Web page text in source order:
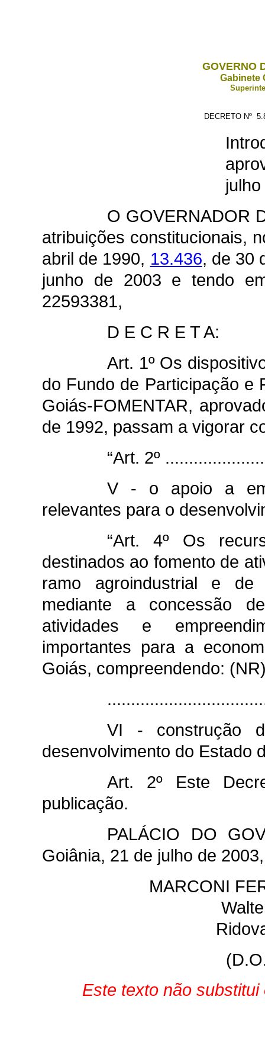
GOVERNO
Gabinete
DECRETO Nº
O GOVERNADOR
atribuições constitucionais,
abril de 1990, 13.436, de 30
junho de 2003 e tendo
22593381,
D E C R E T A:
Art. 1º Os
do Fundo de Participação e
Goiás-FOMENTAR,
de 1992, passam a vigorar
“Art. 2º
V - o apoio a
relevantes para o
“Art. 4º Os
destinados ao fomento de
ramo agroindustrial e de
mediante a concessão
atividades e
importantes para a
Goiás, compreendendo:
VI - construção
desenvolvimento do Estado
Art. 2º Este
publicação.
PALÁCIO DO
Goiânia, 21 de julho de
MARCONI
Este texto não